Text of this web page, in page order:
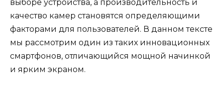
выборе устройства, а производительность и
качество камер становятся определяющими
факторами для пользователей. В данном тексте
мы рассмотрим один из таких инновационных
смартфонов, отличающийся мощной начинкой
и ярким экраном.